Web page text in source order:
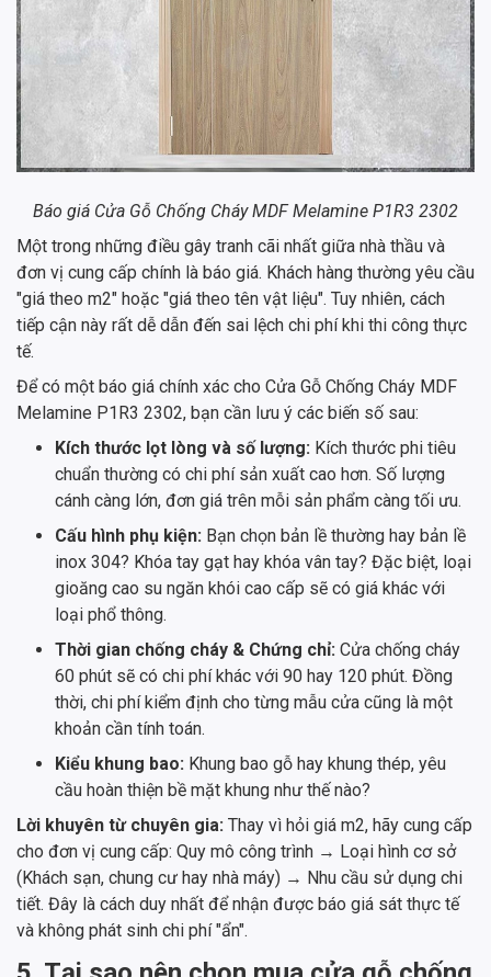
Báo giá Cửa Gỗ Chống Cháy MDF Melamine P1R3 2302
Một trong những điều gây tranh cãi nhất giữa nhà thầu và
đơn vị cung cấp chính là báo giá. Khách hàng thường yêu cầu
"giá theo m2" hoặc "giá theo tên vật liệu". Tuy nhiên, cách
tiếp cận này rất dễ dẫn đến sai lệch chi phí khi thi công thực
tế.
Để có một báo giá chính xác cho Cửa Gỗ Chống Cháy MDF
Melamine P1R3 2302, bạn cần lưu ý các biến số sau:
Kích thước lọt lòng và số lượng: Kích thước phi tiêu
chuẩn thường có chi phí sản xuất cao hơn. Số lượng
cánh càng lớn, đơn giá trên mỗi sản phẩm càng tối ưu.
Cấu hình phụ kiện: Bạn chọn bản lề thường hay bản lề
inox 304? Khóa tay gạt hay khóa vân tay? Đặc biệt, loại
gioăng cao su ngăn khói cao cấp sẽ có giá khác với
loại phổ thông.
Thời gian chống cháy & Chứng chỉ: Cửa chống cháy
60 phút sẽ có chi phí khác với 90 hay 120 phút. Đồng
thời, chi phí kiểm định cho từng mẫu cửa cũng là một
khoản cần tính toán.
Kiểu khung bao: Khung bao gỗ hay khung thép, yêu
cầu hoàn thiện bề mặt khung như thế nào?
Lời khuyên từ chuyên gia: Thay vì hỏi giá m2, hãy cung cấp
cho đơn vị cung cấp: Quy mô công trình → Loại hình cơ sở
(Khách sạn, chung cư hay nhà máy) → Nhu cầu sử dụng chi
tiết. Đây là cách duy nhất để nhận được báo giá sát thực tế
và không phát sinh chi phí "ẩn".